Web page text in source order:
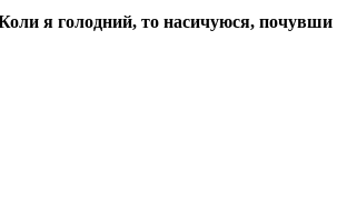
я голодний, то насичуюся, почувши